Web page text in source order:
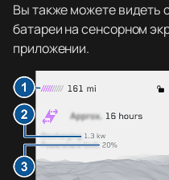
Вы также можете видеть
батареи на сенсорном
приложении.